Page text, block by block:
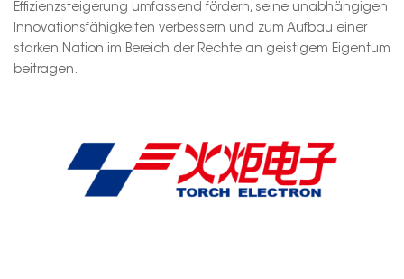
Effizienzsteigerung umfassend fördern, seine unabhängigen
Innovationsfähigkeiten verbessern und zum Aufbau einer
starken Nation im Bereich der Rechte an geistigem Eigentum
beitragen.